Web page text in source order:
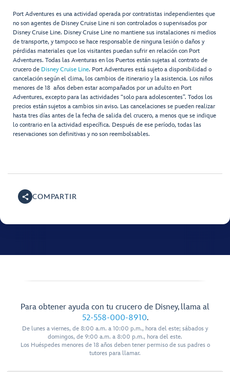
Port Adventures es una actividad operada por contratistas independientes que
no son agentes de Disney Cruise Line ni son controlados o supervisados por
Disney Cruise Line. Disney Cruise Line no mantiene sus instalaciones ni medios
de transporte, y tampoco se hace responsable de ninguna lesión o daños y
pérdidas materiales que los visitantes puedan sufrir en relación con Port
Adventures. Todas las Aventuras en los Puertos están sujetas al contrato de
crucero de Disney Cruise Line. Port Adventures está sujeto a disponibilidad o
cancelación según el clima, los cambios de itinerario y la asistencia. Los niños
menores de 18 años deben estar acompañados por un adulto en Port
Adventures, excepto para las actividades “solo para adolescentes”. Todos los
precios están sujetos a cambios sin aviso. Las cancelaciones se pueden realizar
hasta tres días antes de la fecha de salida del crucero, a menos que se indique
lo contrario en la actividad específica. Después de ese período, todas las
reservaciones son definitivas y no son reembolsables.
COMPARTIR
Para obtener ayuda con tu crucero de Disney, llama al
52-558-000-8910.
De lunes a viernes, de 8:00 a.m. a 10:00 p.m., hora del este; sábados y
domingos, de 9:00 a.m. a 8:00 p.m., hora del este.
Los Huéspedes menores de 18 años deben tener permiso de sus padres o
tutores para llamar.